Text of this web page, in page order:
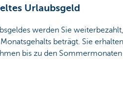
Urlaubsgeld
werden Sie
beträgt. Sie
bis zu den